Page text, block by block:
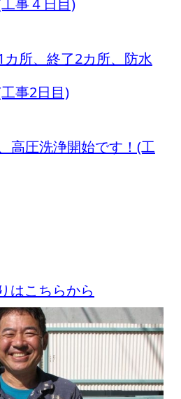
所、終了2カ所、防水
事2日目)
高圧洗浄開始です！(工
はこちらから